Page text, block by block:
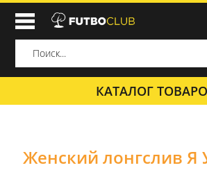
КАТАЛОГ
Женский лонгслив Я